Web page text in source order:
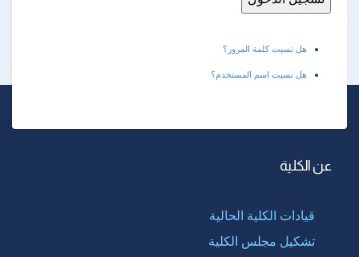
هل نسيت كلمة المرور؟
هل نسيت اسم المستخدم؟
عن الكلية
قيادات الكلية الحالية
تشكيل مجلس الكلية